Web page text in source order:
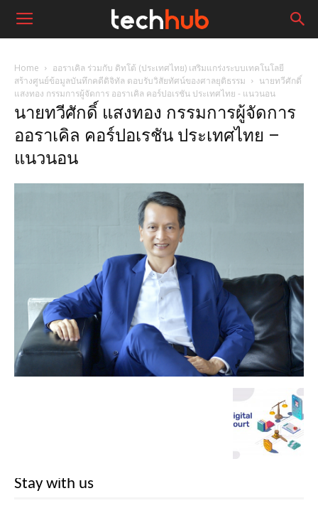
Home
ออราเคิล ร่วมกับ ดิทโต้ (ประเทศไทย) เสริมแกร่งระบบเทคโนโลยี
สร้างศูนย์ข้อมูลบันทึกคดีดิจิทัล ตอบรับวิสัยทัศน์ของศาลยุติธรรม
นายทวีศักดิ์
แสงทอง กรรมการผู้จัดการ ออราเคิล คอร์ปอเรชัน ประเทศไทย - แนวนอน
นายทวีศักดิ์ แสงทอง กรรมการผู้จัดการ
ออราเคิล คอร์ปอเรชัน ประเทศไทย –
แนวนอน
Stay with us